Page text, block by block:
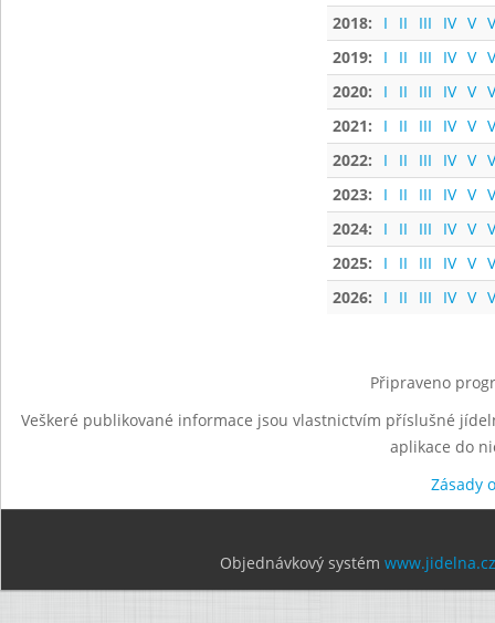
2018:
I II III IV V
2019:
I II III IV V
2020:
I II III IV V
2021:
I II III IV V
2022:
I II III IV V
2023:
I II III IV V
2024:
I II III IV V
2025:
I II III IV V
2026:
I II III IV V
Připraveno
Veškeré publikované informace jsou vlastnictvím příslušné
aplikace do
Zásady
Objednávkový systém www.jidelna.cz